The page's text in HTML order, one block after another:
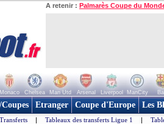
A retenir : Palmarès Coupe du
Monaco Chelsea Man Utd Arsenal Liverpool ManCity
Etranger Coupe d'Europe Les
| Tableaux des transferts Ligue 1 |